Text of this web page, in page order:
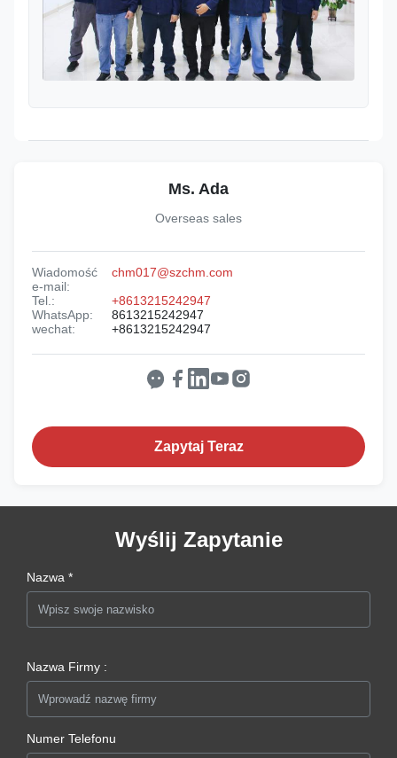
Ms. Ada
Overseas sales
Wiadomość
e-mail:
chm017@szchm.com
Tel.:
+8613215242947
WhatsApp:
8613215242947
wechat:
+8613215242947
Zapytaj Teraz
Wyślij Zapytanie
Nazwa *
Nazwa Firmy :
Numer Telefonu